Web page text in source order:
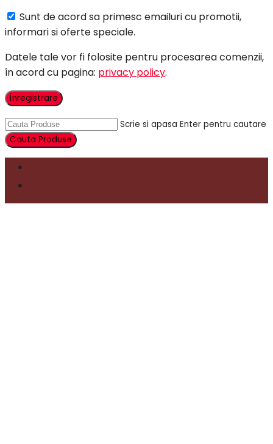
Sunt de acord sa primesc emailuri cu promotii,
informari si oferte speciale.
Datele tale vor fi folosite pentru procesarea comenzii,
în acord cu pagina: privacy policy.
Înregistrare
Scrie si apasa Enter pentru cautare